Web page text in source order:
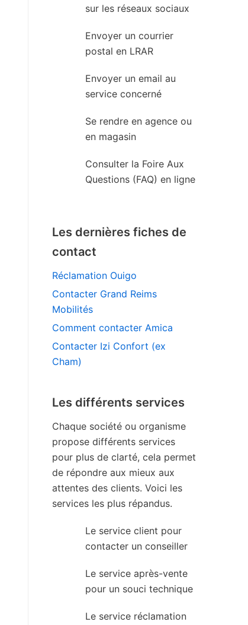
sur les réseaux sociaux
Envoyer un courrier
postal en LRAR
Envoyer un email au
service concerné
Se rendre en agence ou
en magasin
Consulter la Foire Aux
Questions (FAQ) en ligne
Les dernières fiches de
contact
Réclamation Ouigo
Contacter Grand Reims
Mobilités
Comment contacter Amica
Contacter Izi Confort (ex
Cham)
Les différents services
Chaque société ou organisme
propose différents services
pour plus de clarté, cela permet
de répondre aux mieux aux
attentes des clients. Voici les
services les plus répandus.
Le service client pour
contacter un conseiller
Le service après-vente
pour un souci technique
Le service réclamation